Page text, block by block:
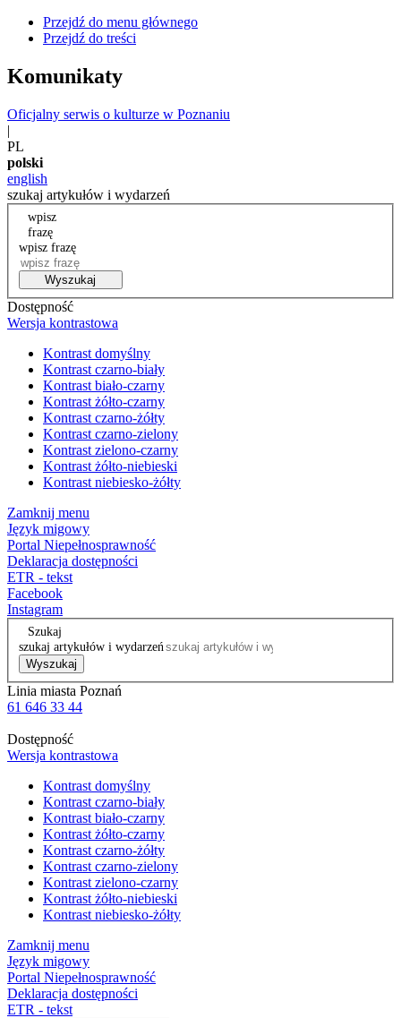
Przejdź do menu głównego
Przejdź do treści
Komunikaty
Oficjalny serwis o kulturze w Poznaniu
|
PL
polski
english
szukaj artykułów i wydarzeń
wpisz
frazę
wpisz frazę
Wyszukaj
Dostępność
Wersja kontrastowa
Kontrast domyślny
Kontrast czarno-biały
Kontrast biało-czarny
Kontrast żółto-czarny
Kontrast czarno-żółty
Kontrast czarno-zielony
Kontrast zielono-czarny
Kontrast żółto-niebieski
Kontrast niebiesko-żółty
Zamknij menu
Język migowy
Portal Niepełnosprawność
Deklaracja dostępności
ETR - tekst
Facebook
Instagram
Szukaj
szukaj artykułów i wydarzeń
Wyszukaj
Linia miasta Poznań
61 646 33 44
Dostępność
Wersja kontrastowa
Kontrast domyślny
Kontrast czarno-biały
Kontrast biało-czarny
Kontrast żółto-czarny
Kontrast czarno-żółty
Kontrast czarno-zielony
Kontrast zielono-czarny
Kontrast żółto-niebieski
Kontrast niebiesko-żółty
Zamknij menu
Język migowy
Portal Niepełnosprawność
Deklaracja dostępności
ETR - tekst